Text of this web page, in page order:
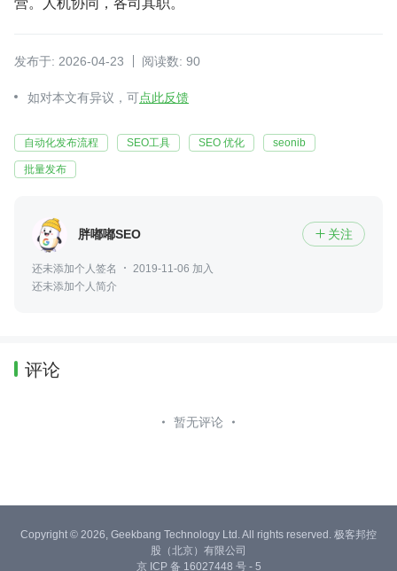
发布于: 2026-04-23 阅读数: 90
如对本文有异议，可点此反馈
自动化发布流程 SEO工具 SEO 优化 seonib
批量发布
胖嘟嘟SEO  关注
还未添加个人签名
2019-11-06 加入
还未添加个人简介
评论
暂无评论
Copyright © 2026, Geekbang Technology Ltd. All rights reserved. 极客邦控
股（北京）有限公司
京 ICP 备 16027448 号 - 5